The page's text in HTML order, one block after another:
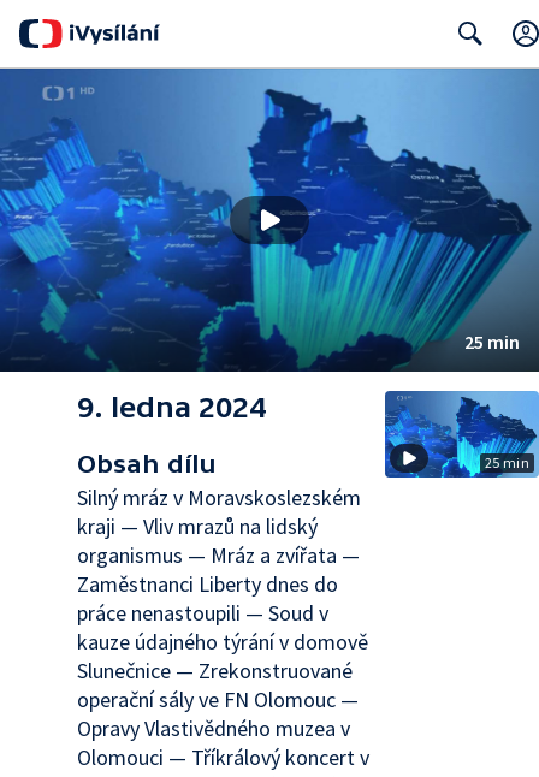
25 min
9. ledna 2024
Obsah dílu
Silný mráz v Moravskoslezském
kraji — Vliv mrazů na lidský
organismus — Mráz a zvířata —
Zaměstnanci Liberty dnes do
práce nenastoupili — Soud v
kauze údajného týrání v domově
Slunečnice — Zrekonstruované
operační sály ve FN Olomouc —
Opravy Vlastivědného muzea v
Olomouci — Tříkrálový koncert v
25 min